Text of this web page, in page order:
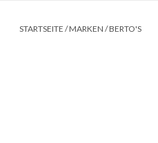
STARTSEITE /MARKEN /BERTO'S